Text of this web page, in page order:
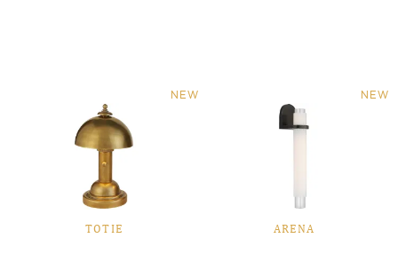
NEW
TOTIE
NEW
ARENA